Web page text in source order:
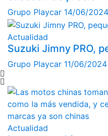
Grupo Playcar 14/06/2024
Actualidad
Suzuki Jimny PRO,
Grupo Playcar 11/06/2024
Actualidad